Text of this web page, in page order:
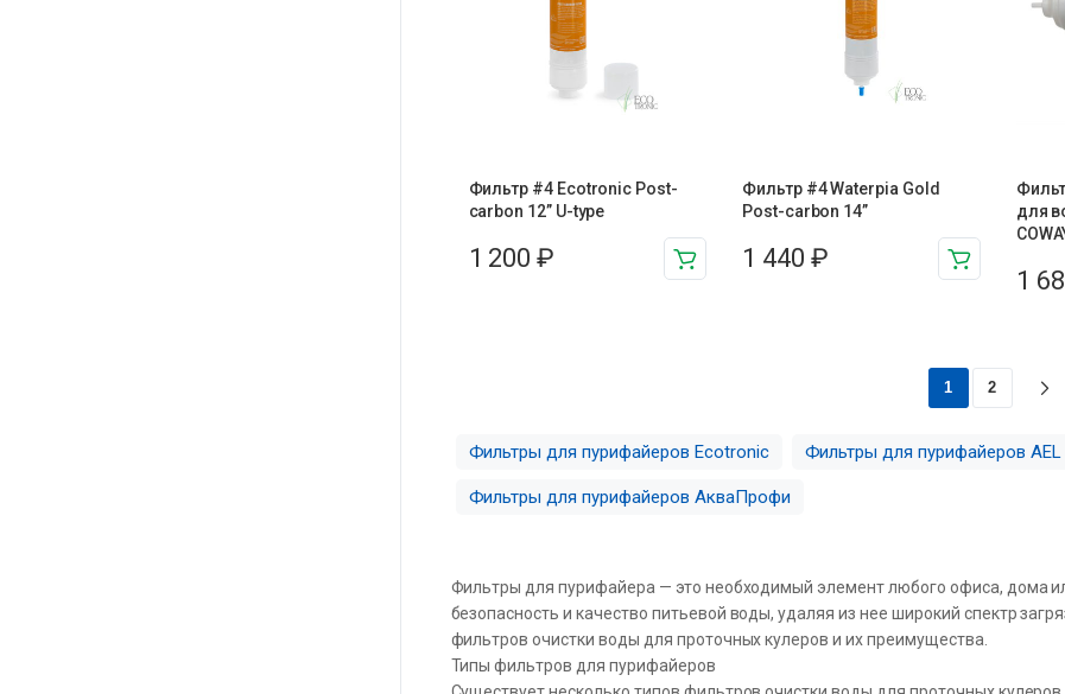
Фильтр #4 Ecotronic Post-
carbon 12” U-type
1 200₽
Фильтр #4 Waterpia Gold
Post-carbon 14”
1 440 ₽
для
1
1 2
Фильтры для пурифайеров Ecotronic Фильтры для пурифайеров AEL
Фильтры для пурифайеров АкваПрофи
Фильтры для пурифайера — это необходимый элемент любого офиса, дома
безопасность и качество питьевой воды, удаляя из нее широкий спектр
фильтров очистки воды для проточных кулеров и их преимущества.
Типы фильтров для пурифайеров